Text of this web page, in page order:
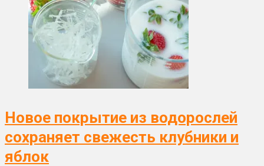
Новое покрытие из водорослей
сохраняет свежесть клубники и
яблок